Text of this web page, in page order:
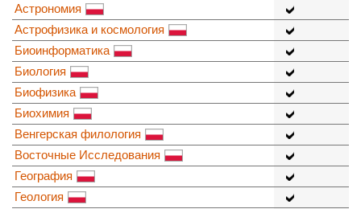
Астрономия
Астрофизика и космология
Биоинформатика
Биология
Биофизика
Биохимия
Венгерская филология
Восточные Исследования
География
Геология